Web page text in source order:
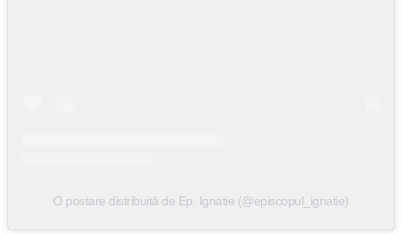
O postare distribuită de Ep. Ignatie (@episcopul_ignatie)